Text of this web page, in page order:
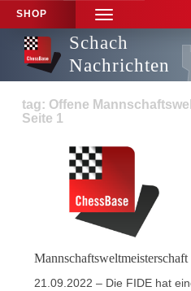
SHOP
TOGGLE
NAVIGATION
Schach
Nachrichten
tag: Offene
Seite 1
Mannschaftsweltmeisterschaft
21.09.2022 – Die FIDE hat